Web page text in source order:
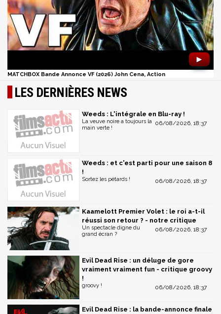
►
MATCHBOX Bande Annonce VF (2026) John Cena, Action
LES DERNIÈRES NEWS
Weeds : L'intégrale en Blu-ray !
06/08/2026, 18:37
La veuve noire a toujours la
main verte !
Weeds : et c'est parti pour une saison 8
!
06/08/2026, 18:37
Sortez les pétards !
Kaamelott Premier Volet : le roi a-t-il
réussi son retour ? - notre critique
06/08/2026, 18:37
Un spectacle digne du
grand écran ?
Evil Dead Rise : un déluge de gore
vraiment vraiment fun - critique groovy
!
06/08/2026, 18:37
groovy !
Evil Dead Rise : la bande-annonce finale